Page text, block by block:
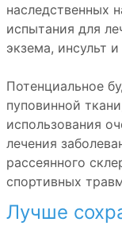
наследственных
испытания для
экзема, инсульт
Потенциальное
пуповинной
использования
лечения
рассеянного
спортивных
Лучше